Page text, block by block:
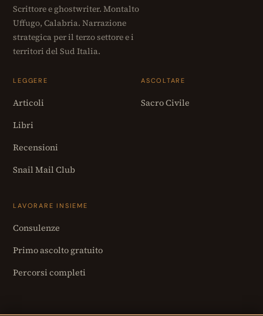
Scrittore e ghostwriter. Montalto
Uffugo, Calabria. Narrazione
strategica per il terzo settore e i
territori del Sud Italia.
LEGGERE
Articoli
Libri
Recensioni
Snail Mail Club
ASCOLTARE
Sacro Civile
LAVORARE INSIEME
Consulenze
Primo ascolto gratuito
Percorsi completi